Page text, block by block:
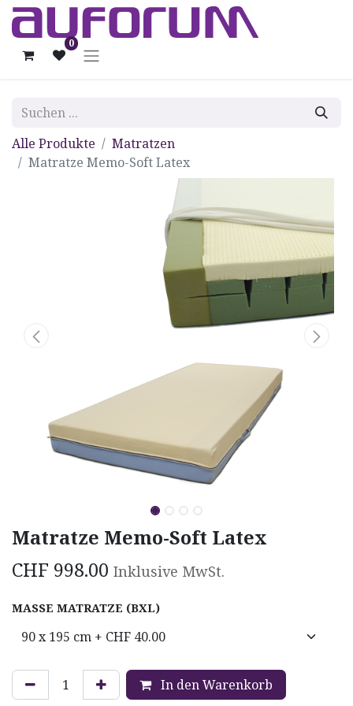
0
Alle Produkte
Matratzen
Matratze Memo-Soft Latex
Matratze Memo-Soft Latex
CHF 998.00 Inklusive MwSt.
MASSE MATRATZE (BXL)
In den Warenkorb